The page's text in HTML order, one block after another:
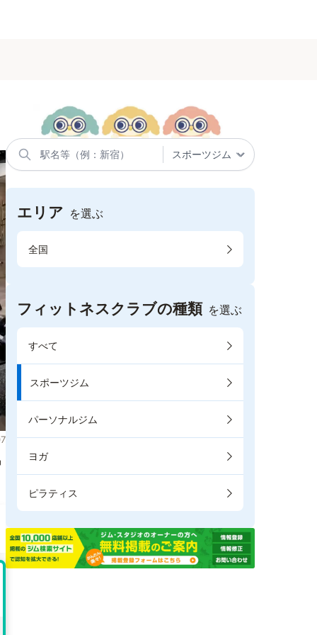
エリア を選ぶ
全国
フィットネスクラブの種類 を選ぶ
すべて
スポーツジム
パーソナルジム
ヨガ
ピラティス